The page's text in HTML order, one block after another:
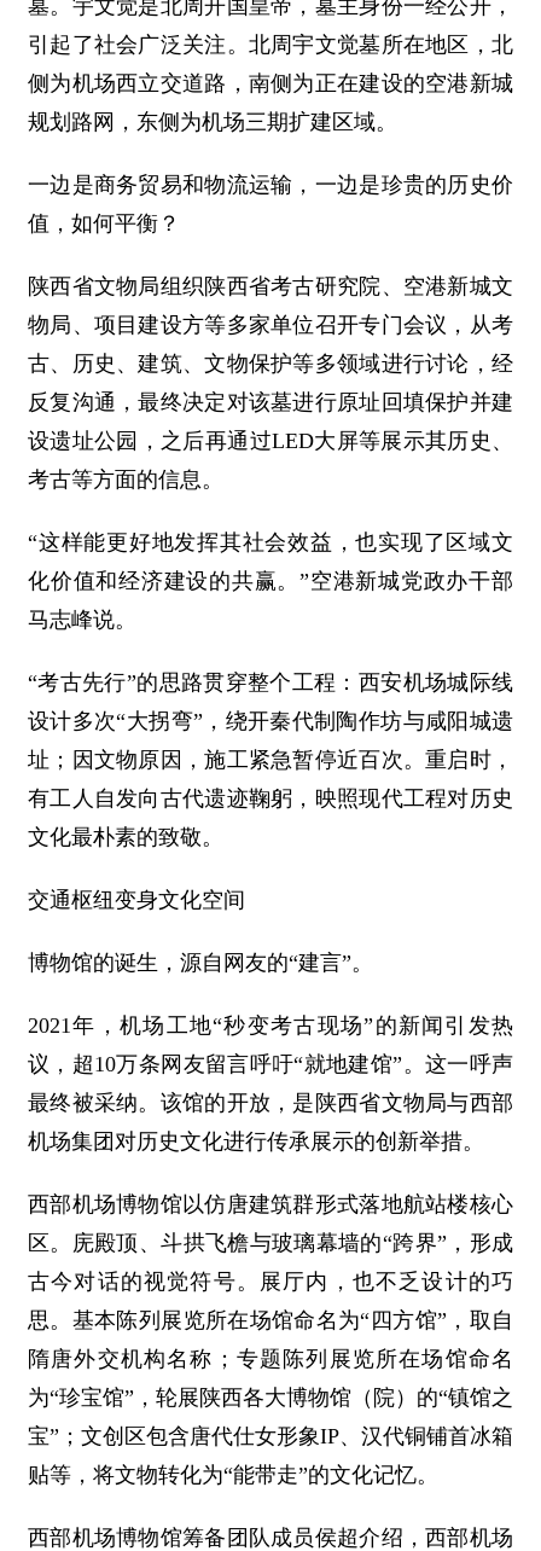
墓。宇文觉是北周开国皇帝，墓主身份一经公开，
引起了社会广泛关注。北周宇文觉墓所在地区，北
侧为机场西立交道路，南侧为正在建设的空港新城
规划路网，东侧为机场三期扩建区域。
一边是商务贸易和物流运输，一边是珍贵的历史价
值，如何平衡？
陕西省文物局组织陕西省考古研究院、空港新城文
物局、项目建设方等多家单位召开专门会议，从考
古、历史、建筑、文物保护等多领域进行讨论，经
反复沟通，最终决定对该墓进行原址回填保护并建
设遗址公园，之后再通过LED大屏等展示其历史、
考古等方面的信息。
“这样能更好地发挥其社会效益，也实现了区域文
化价值和经济建设的共赢。”空港新城党政办干部
马志峰说。
“考古先行”的思路贯穿整个工程：西安机场城际线
设计多次“大拐弯”，绕开秦代制陶作坊与咸阳城遗
址；因文物原因，施工紧急暂停近百次。重启时，
有工人自发向古代遗迹鞠躬，映照现代工程对历史
文化最朴素的致敬。
交通枢纽变身文化空间
博物馆的诞生，源自网友的“建言”。
2021年，机场工地“秒变考古现场”的新闻引发热
议，超10万条网友留言呼吁“就地建馆”。这一呼声
最终被采纳。该馆的开放，是陕西省文物局与西部
机场集团对历史文化进行传承展示的创新举措。
西部机场博物馆以仿唐建筑群形式落地航站楼核心
区。庑殿顶、斗拱飞檐与玻璃幕墙的“跨界”，形成
古今对话的视觉符号。展厅内，也不乏设计的巧
思。基本陈列展览所在场馆命名为“四方馆”，取自
隋唐外交机构名称；专题陈列展览所在场馆命名
为“珍宝馆”，轮展陕西各大博物馆（院）的“镇馆之
宝”；文创区包含唐代仕女形象IP、汉代铜铺首冰箱
贴等，将文物转化为“能带走”的文化记忆。
西部机场博物馆筹备团队成员侯超介绍，西部机场